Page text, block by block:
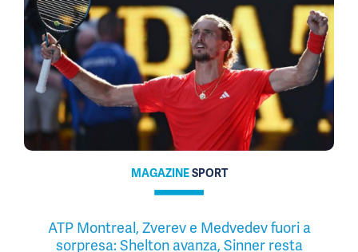
MAGAZINESPORT
ATP Montreal, Zverev e Medvedev fuori a
sorpresa: Shelton avanza, Sinner resta